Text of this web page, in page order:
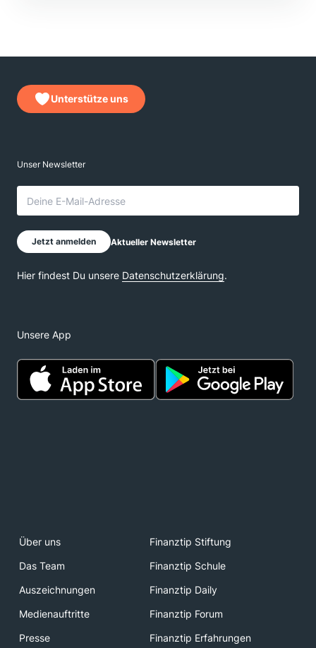
Unterstütze uns
Unsere App
Über uns
Finanztip Stiftung
Das Team
Finanztip Schule
Auszeichnungen
Finanztip Daily
Medienauftritte
Finanztip Forum
Presse
Finanztip Erfahrungen